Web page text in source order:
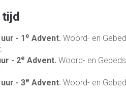
- 1 e Advent. Woord- en
- 2e Advent. Woord- en
- 3e Advent. Woord- en